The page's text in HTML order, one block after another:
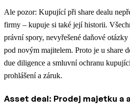
Ale pozor: Kupující při share dealu
firmy – kupuje si také její historii.
právní spory, nevyřešené daňové
pod novým majitelem. Proto je u share
due diligence a smluvní ochranu
prohlášení a záruk.
Asset deal: Prodej majetku a